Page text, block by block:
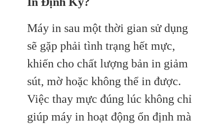
Máy in sau một thời gian sử dụng
sẽ gặp phải tình trạng hết mực,
khiến cho chất lượng bản in giảm
sút, mờ hoặc không thể in được.
Việc thay mực đúng lúc không chỉ
giúp máy in hoạt động ổn định mà